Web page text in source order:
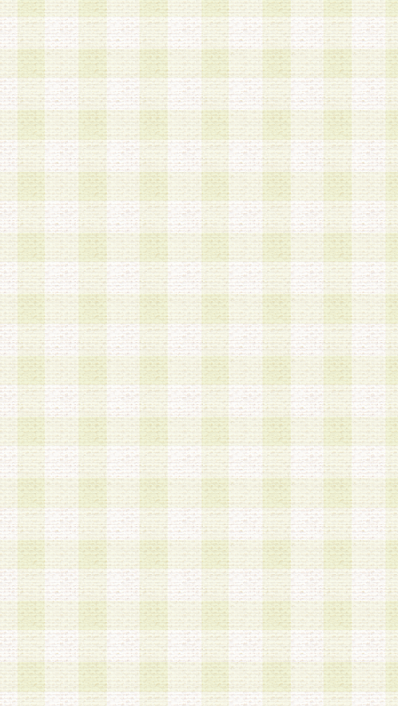
a.既に登録されている会員と同一のメールアドレ
録する場合
b.本サービスと同様のサービスを提供している企
業に従事していると思われる本人またはその家族
場合
c.その他当社が不適切と判断する場合
2.当社は、会員登録希望者を会員として承認する
した 場合、会員登録希望者による会員登録手続
による承認後の場合であっても、会員登録の取り
の抹消を、当社が適切と判 断する方法・手段に
とができるものとします。
3.会員登録希望者が18歳未満、成年被後見人、被
人 である場合は、親権者などの法定代理人の同
録を行うものとします。なお、義務教育学齢に該
者については、登録時に 当社が別途定める方法
権者による承認手続きを行うものとします。
第3条 会員の登録方法
1.会員登録手続きは、会員登録希望者本人が行う
る登録は一切認められないものとします。
2.会員登録希望者は、本規約に同意の後、当社指
画 面」において、当社が指定する必要事項を入
を行うものとします。当社は、会員登録を承認し
会員として本サービスを 受けるためのログイン
を付与します。
3.会員は、会員登録の際に申告する登録情報の全
いかなる虚偽の申告をも行ってはならないものと
4.会員は、複数のログインＩＤおよびパスワード